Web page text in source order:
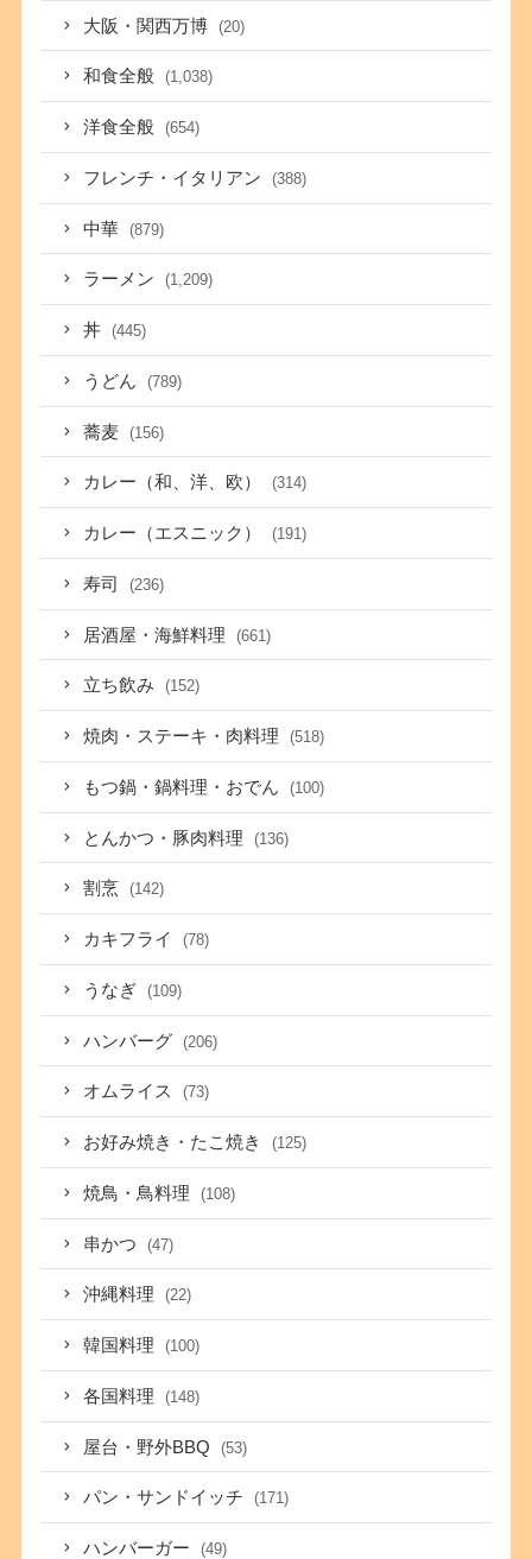
大阪・関西万博 (20)
和食全般 (1,038)
洋食全般 (654)
フレンチ・イタリアン (388)
中華 (879)
ラーメン (1,209)
丼 (445)
うどん (789)
蕎麦 (156)
カレー（和、洋、欧） (314)
カレー（エスニック） (191)
寿司 (236)
居酒屋・海鮮料理 (661)
立ち飲み (152)
焼肉・ステーキ・肉料理 (518)
もつ鍋・鍋料理・おでん (100)
とんかつ・豚肉料理 (136)
割烹 (142)
カキフライ (78)
うなぎ (109)
ハンバーグ (206)
オムライス (73)
お好み焼き・たこ焼き (125)
焼鳥・鳥料理 (108)
串かつ (47)
沖縄料理 (22)
韓国料理 (100)
各国料理 (148)
屋台・野外BBQ (53)
パン・サンドイッチ (171)
ハンバーガー (49)